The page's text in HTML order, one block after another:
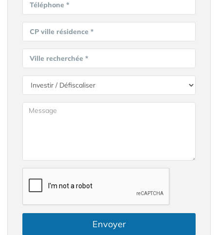
Téléphone *
CP ville résidence *
Ville recherchée *
Envoyer